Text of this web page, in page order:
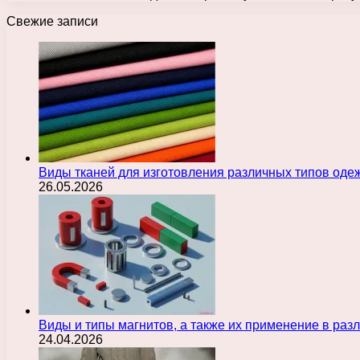
Свежие записи
Виды тканей для изготовления различных типов
26.05.2026
Виды и типы магнитов, а также их применение в
24.04.2026